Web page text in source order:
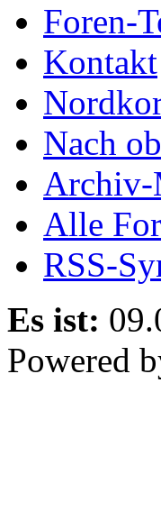
Foren-
Kontakt
Nach
Archiv-
Alle
RSS-
Es ist:
Powered